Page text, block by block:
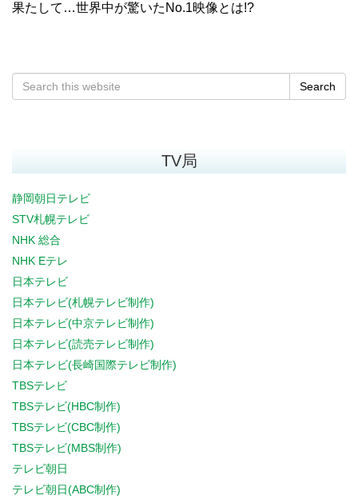
果たして…世界中が驚いたNo.1映像とは!?
Search
TV局
静岡朝日テレビ
STV札幌テレビ
NHK 総合
NHK Eテレ
日本テレビ
日本テレビ(札幌テレビ制作)
日本テレビ(中京テレビ制作)
日本テレビ(読売テレビ制作)
日本テレビ(長崎国際テレビ制作)
TBSテレビ
TBSテレビ(HBC制作)
TBSテレビ(CBC制作)
TBSテレビ(MBS制作)
テレビ朝日
テレビ朝日(ABC制作)